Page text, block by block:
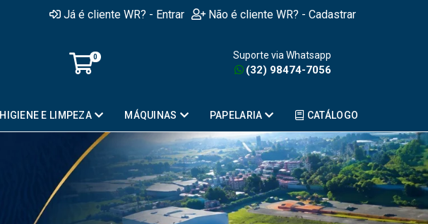
Já é cliente WR? - Entrar Não é cliente WR? - Cadastrar
0 Suporte via Whatsapp
(32) 98474-7056
HIGIENE E LIMPEZA MÁQUINAS PAPELARIA CATÁLOGO